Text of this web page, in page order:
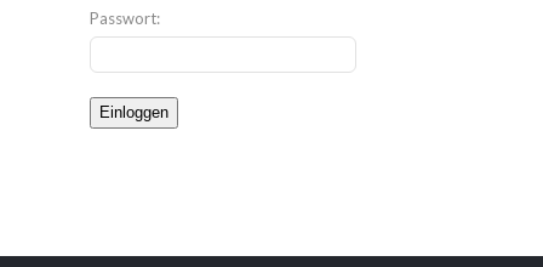
Passwort: